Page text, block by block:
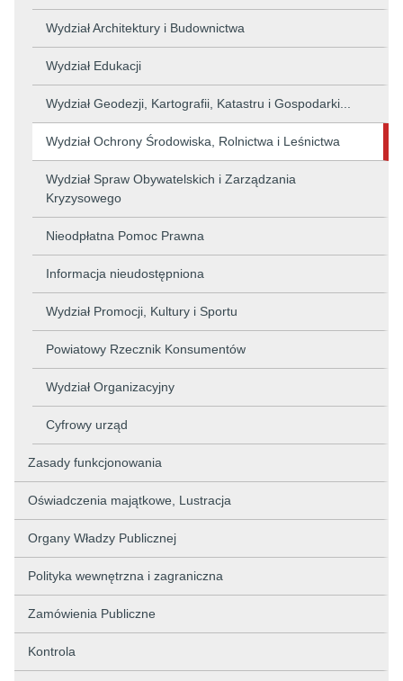
Wydział Architektury i Budownictwa
Wydział Edukacji
Wydział Geodezji, Kartografii, Katastru i Gospodarki...
Wydział Ochrony Środowiska, Rolnictwa i Leśnictwa
Wydział Spraw Obywatelskich i Zarządzania
Kryzysowego
Nieodpłatna Pomoc Prawna
Informacja nieudostępniona
Wydział Promocji, Kultury i Sportu
Powiatowy Rzecznik Konsumentów
Wydział Organizacyjny
Cyfrowy urząd
Zasady funkcjonowania
Oświadczenia majątkowe, Lustracja
Organy Władzy Publicznej
Polityka wewnętrzna i zagraniczna
Zamówienia Publiczne
Kontrola